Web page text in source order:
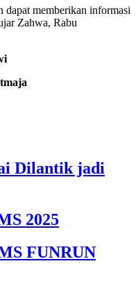
dapat memberikan informasi
Zahwa, Rabu
Dilantik jadi
2025
FUNRUN